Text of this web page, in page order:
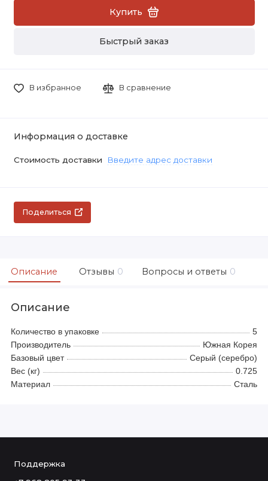
Купить
Быстрый заказ
В избранное В сравнение
Информация о доставке
Стоимость доставки Введите адрес доставки
Поделиться
Описание Отзывы 0 Вопросы и ответы 0
Описание
Количество в упаковке
5
Производитель
Южная Корея
Базовый цвет
Серый (серебро)
Вес (кг)
0.725
Материал
Сталь
Поддержка